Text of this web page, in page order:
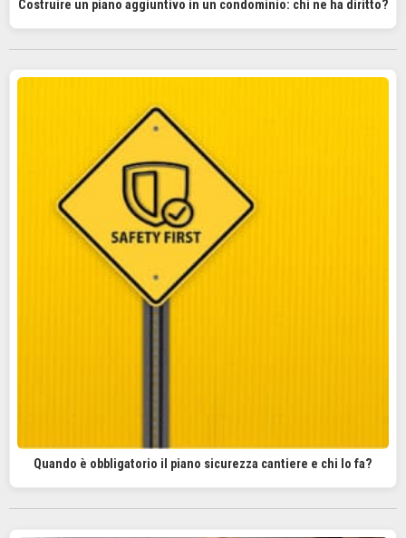
Costruire un piano aggiuntivo in un condominio: chi ne ha diritto?
Quando è obbligatorio il piano sicurezza cantiere e chi lo fa?